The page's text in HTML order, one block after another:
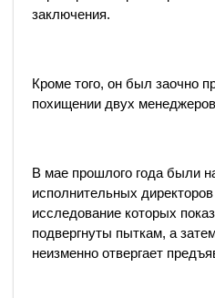
заключения.
Кроме того, он был заочно
похищении двух
В мае прошлого года были
исполнительных
исследование которых
подвергнуты пыткам, а
неизменно отвергает